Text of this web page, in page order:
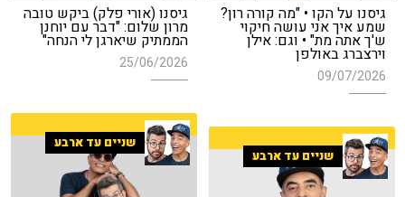
גיסנו על הקו • "מה קורה רון?
שמע איך אני עושה חיקוי
ש'ך אתה מת" • וגם: אילן
וירצברג באולפן
09/07/2026
גיסנו (אורי פלק) ביקש טובה
מרון שלום: "דבר עם יוחנן
הממתיק שיארגן לי הנחה"
25/06/2026
שניים עד ארבע
שניים עד ארבע